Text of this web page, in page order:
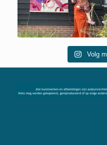
Volg